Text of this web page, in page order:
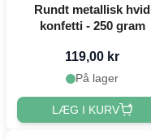
Rundt metallisk hvid
konfetti - 250 gram
119,00 kr
På lager
LÆG I KURV